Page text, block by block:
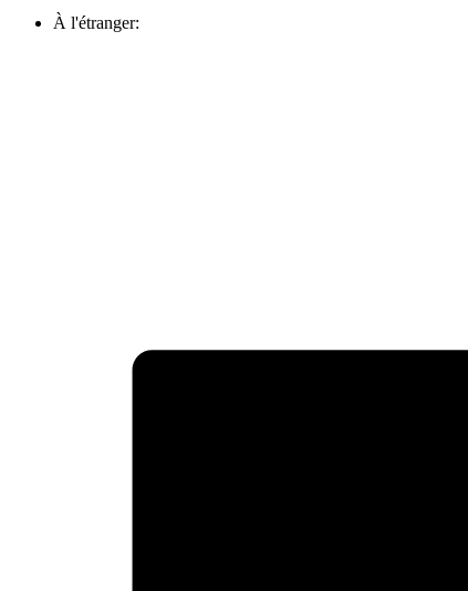
À l'étranger: